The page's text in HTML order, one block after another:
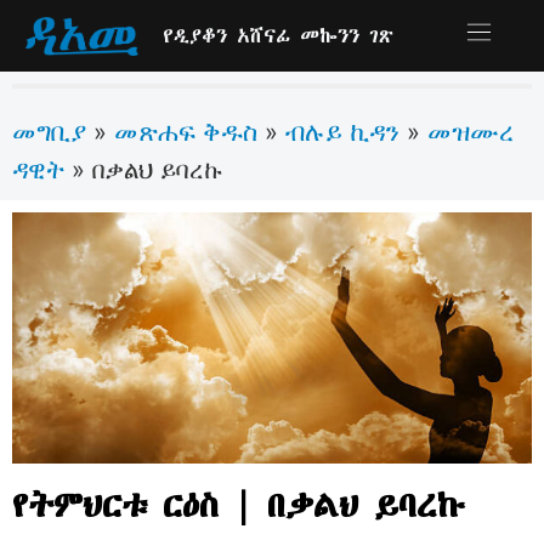
የዲያቆን አሸናፊ መኰንን ገጽ
መግቢያ » መጽሐፍ ቅዱስ » ብሉይ ኪዳን » መዝሙረ
ዳዊት » በቃልህ ይባረኩ
የትምህርቱ ርዕስ | በቃልህ ይባረኩ